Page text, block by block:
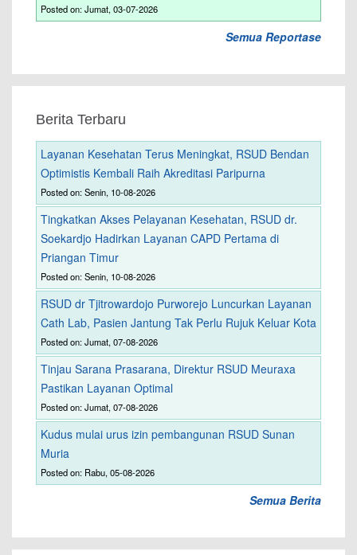
Posted on: Jumat, 03-07-2026
Semua Reportase
Berita Terbaru
Layanan Kesehatan Terus Meningkat, RSUD Bendan
Optimistis Kembali Raih Akreditasi Paripurna
Posted on: Senin, 10-08-2026
Tingkatkan Akses Pelayanan Kesehatan, RSUD dr.
Soekardjo Hadirkan Layanan CAPD Pertama di
Priangan Timur
Posted on: Senin, 10-08-2026
RSUD dr Tjitrowardojo Purworejo Luncurkan Layanan
Cath Lab, Pasien Jantung Tak Perlu Rujuk Keluar Kota
Posted on: Jumat, 07-08-2026
Tinjau Sarana Prasarana, Direktur RSUD Meuraxa
Pastikan Layanan Optimal
Posted on: Jumat, 07-08-2026
Kudus mulai urus izin pembangunan RSUD Sunan
Muria
Posted on: Rabu, 05-08-2026
Semua Berita